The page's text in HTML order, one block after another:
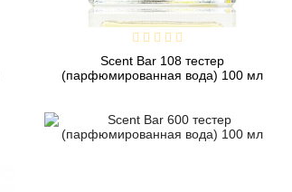
Scent Bar 108 тестер
(парфюмированная вода) 100 мл
Предзаказ